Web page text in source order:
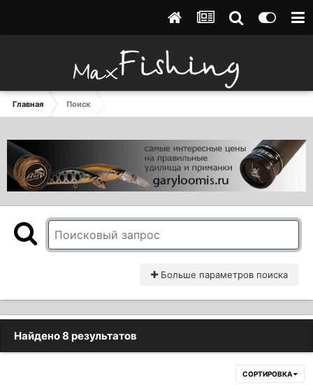
Главная Поиск
Больше параметров поиска
Найдено 8 результатов
СОРТИРОВКА